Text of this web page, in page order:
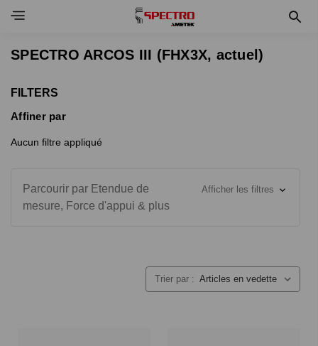
Toggle Navigation Menu
SPECTRO ARCOS III (FHX3X, actuel)
FILTERS
Affiner par
Aucun filtre appliqué
Parcourir par Etendue de
mesure, Force d'appui & plus
Afficher les filtres
Trier par :